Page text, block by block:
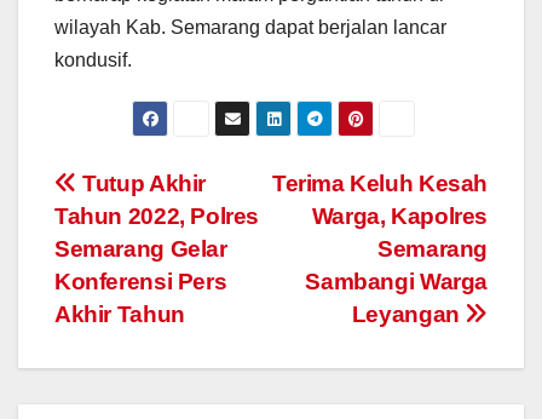
wilayah Kab. Semarang dapat berjalan lancar
kondusif.
Post
navigation
Terima Keluh Kesah
Warga, Kapolres
Semarang
Sambangi Warga
Leyangan
Tutup Akhir
Tahun 2022, Polres
Semarang Gelar
Konferensi Pers
Akhir Tahun